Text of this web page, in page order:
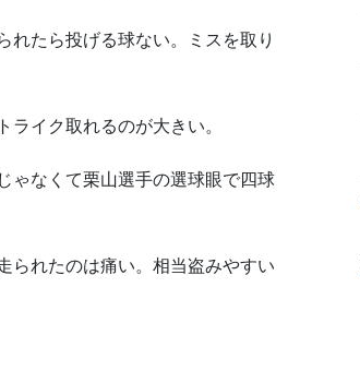
れたら投げる球ない。ミスを取り
ライク取れるのが大きい。
ゃなくて栗山選手の選球眼で四球
られたのは痛い。相当盗みやすい